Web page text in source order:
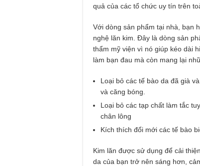
quả của các tổ chức uy tín trên
Với dòng sản phẩm tại nhà, bạn
nghệ lăn kim. Đây là dòng sản
thẩm mỹ viện vì nó giúp kéo dài
làm bạn đau mà còn mang lại
Loại bỏ các tế bào da đã già
và căng bóng.
Loại bỏ các tạp chất làm tắc
chân lông
Kích thích đổi mới các tế bào
Kim lăn được sử dụng để cải
da của bạn trở nên sáng hơn,